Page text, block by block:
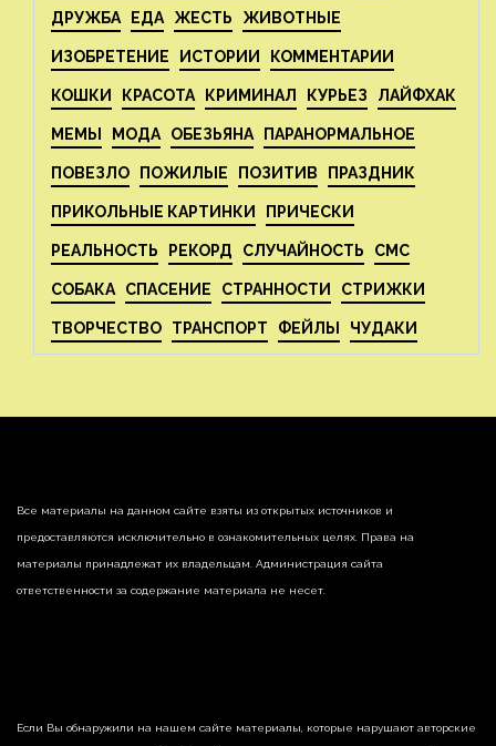
ДРУЖБА ЕДА ЖЕСТЬ ЖИВОТНЫЕ
ИЗОБРЕТЕНИЕ ИСТОРИИ КОММЕНТАРИИ
КОШКИ КРАСОТА КРИМИНАЛ КУРЬЕЗ ЛАЙФХАК
МЕМЫ МОДА ОБЕЗЬЯНА ПАРАНОРМАЛЬНОЕ
ПОВЕЗЛО ПОЖИЛЫЕ ПОЗИТИВ ПРАЗДНИК
ПРИКОЛЬНЫЕ КАРТИНКИ ПРИЧЕСКИ
РЕАЛЬНОСТЬ РЕКОРД СЛУЧАЙНОСТЬ СМС
СОБАКА СПАСЕНИЕ СТРАННОСТИ СТРИЖКИ
ТВОРЧЕСТВО ТРАНСПОРТ ФЕЙЛЫ ЧУДАКИ
Все материалы на данном сайте взяты из открытых источников и
предоставляются исключительно в ознакомительных целях. Права на
материалы принадлежат их владельцам. Администрация сайта
ответственности за содержание материала не несет.
Если Вы обнаружили на нашем сайте материалы, которые нарушают авторские